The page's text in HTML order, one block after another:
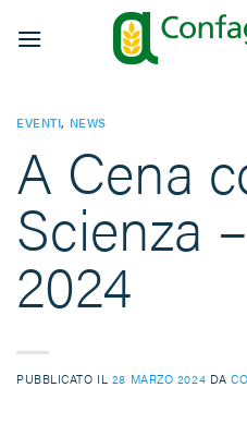
EVENTI, NEWS
A Cena
Scienza
2024
PUBBLICATO IL 28 MARZO 2024 DA